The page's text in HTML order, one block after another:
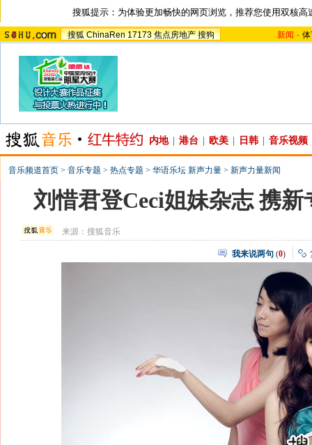
搜狐提示：为体验更加畅快的网页浏览，推荐您使用双核高
搜狐 ChinaRen 17173 焦点房地产 搜狗 新闻 -
内地 港台 欧美 日韩 音乐视频
音乐频道首页 > 音乐专题 > 热点专题 > 华语乐坛 新声力量 > 新声力量新闻
刘惜君登Ceci姐妹杂志 携
来源：搜狐音乐
我来说两句 (0)